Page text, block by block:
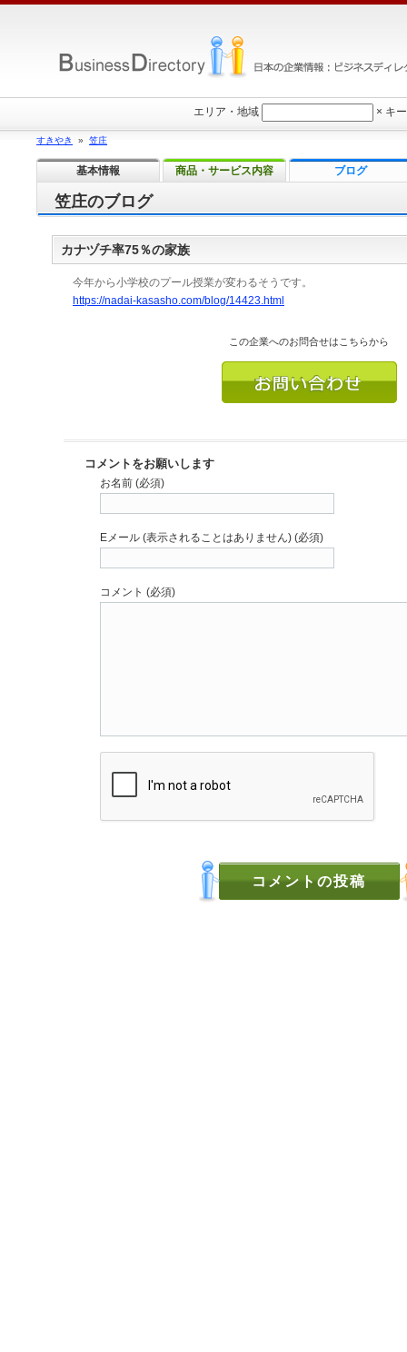
笠庄のブログ
カナヅチ率75％の家族
今年から小学校のプール授業が変わるそうです。
https://nadai-kasasho.com/blog/14423.html
この企業へのお問合せはこちらから
コメントをお願いします
お名前 (必須)
Eメール (表示されることはありません) (必須)
コメント (必須)
エリア・地域 × キ
すきやき » 笠庄
基本情報 商品・サービス内容 ブログ